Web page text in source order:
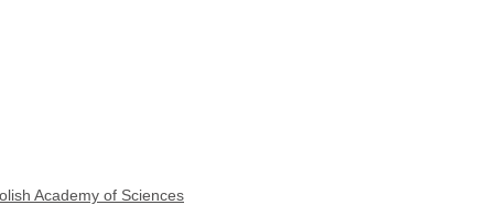
Academy of Sciences